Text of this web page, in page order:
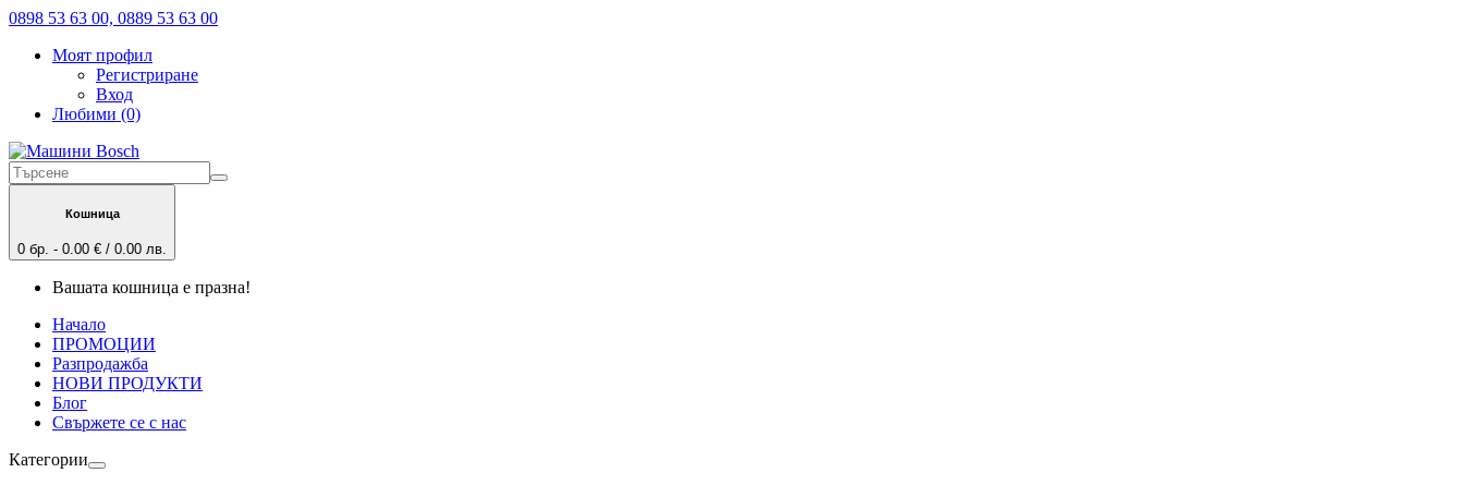
0898 53 63 00, 0889 53 63 00
Моят профил
Регистриране
Вход
Любими (0)
Кошница
0 бр. - 0.00 € / 0.00 лв.
Вашата кошница е празна!
Начало
ПРОМОЦИИ
Разпродажба
НОВИ ПРОДУКТИ
Блог
Свържете се с нас
Категории